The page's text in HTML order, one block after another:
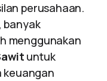
perusahaan.
banyak
menggunakan
untuk
keuangan